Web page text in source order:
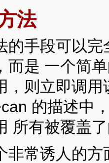
法
的手段可以
而是 一个简
，则立即调
的描述中
所有被覆盖
非常诱人的